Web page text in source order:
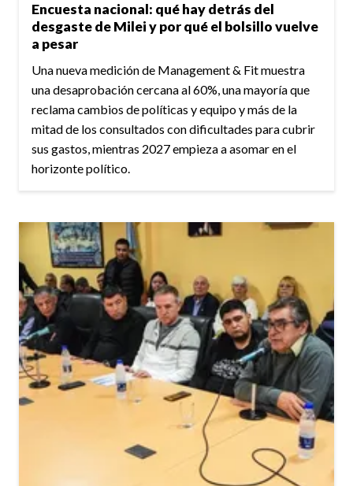
Encuesta nacional: qué hay detrás del
desgaste de Milei y por qué el bolsillo vuelve
a pesar
Una nueva medición de Management & Fit muestra
una desaprobación cercana al 60%, una mayoría que
reclama cambios de políticas y equipo y más de la
mitad de los consultados con dificultades para cubrir
sus gastos, mientras 2027 empieza a asomar en el
horizonte político.